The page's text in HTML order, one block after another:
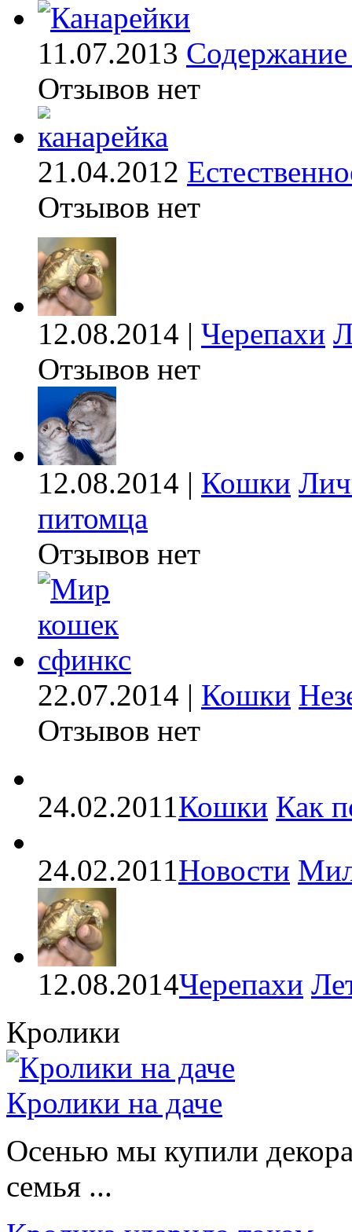
11.07.2013 Содержание
Отзывов нет
21.04.2012
Отзывов нет
12.08.2014 | Черепахи
Отзывов нет
12.08.2014 | Кошки
питомца
Отзывов нет
22.07.2014 | Кошки
Отзывов нет
24.02.2011Кошки Как
24.02.2011Новости
12.08.2014Черепахи
Кролики
Кролики на даче
Осенью мы купили
семья ...